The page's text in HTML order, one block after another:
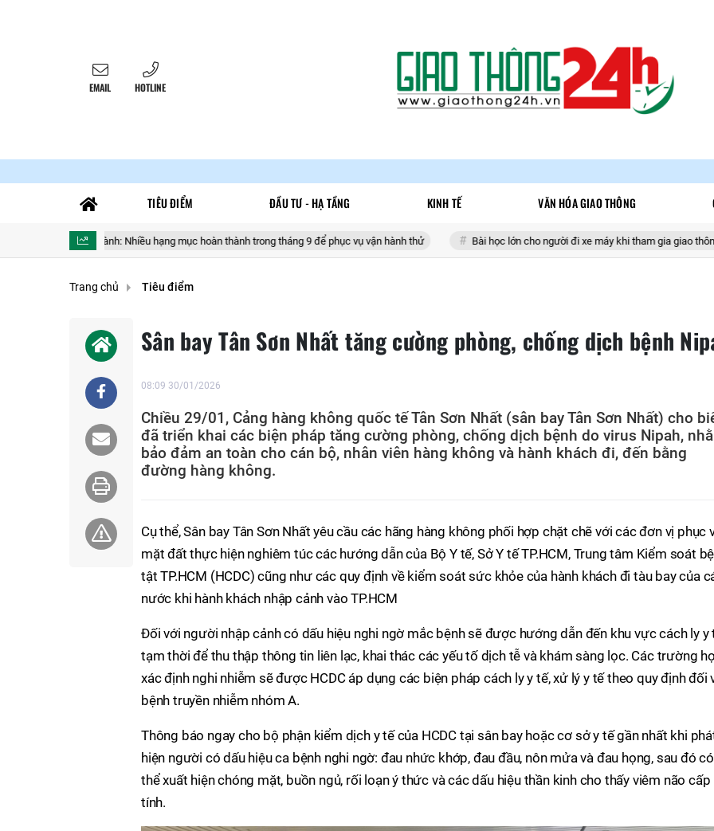
EMAIL HOTLINE
TIÊU ĐIỂM ĐẦU TƯ - HẠ TẦNG KINH TẾ VĂN HÓA GIAO THÔNG
Long Thành: Nhiều hạng mục hoàn thành trong tháng 9 để phục vụ vận hành thử Bài học lớn cho người đi xe máy khi tham gia giao thông
Trang chủ Tiêu điểm
Sân bay Tân Sơn Nhất tăng cường phòng, chống dịch bệnh
08:09 30/01/2026
Chiều 29/01, Cảng hàng không quốc tế Tân Sơn Nhất (sân bay Tân Sơn Nhất) cho
đã triển khai các biện pháp tăng cường phòng, chống dịch bệnh do virus Nipah,
bảo đảm an toàn cho cán bộ, nhân viên hàng không và hành khách đi, đến bằng
đường hàng không.
Cụ thể, Sân bay Tân Sơn Nhất yêu cầu các hãng hàng không phối hợp chặt chẽ với các đơn vị phục
mặt đất thực hiện nghiêm túc các hướng dẫn của Bộ Y tế, Sở Y tế TP.HCM, Trung tâm Kiểm soát
tật TP.HCM (HCDC) cũng như các quy định về kiểm soát sức khỏe của hành khách đi tàu bay của
nước khi hành khách nhập cảnh vào TP.HCM
Đối với người nhập cảnh có dấu hiệu nghi ngờ mắc bệnh sẽ được hướng dẫn đến khu vực cách ly y
tạm thời để thu thập thông tin liên lạc, khai thác các yếu tố dịch tễ và khám sàng lọc. Các trường
xác định nghi nhiễm sẽ được HCDC áp dụng các biện pháp cách ly y tế, xử lý y tế theo quy định đối
bệnh truyền nhiễm nhóm A.
Thông báo ngay cho bộ phận kiểm dịch y tế của HCDC tại sân bay hoặc cơ sở y tế gần nhất khi
hiện người có dấu hiệu ca bệnh nghi ngờ: đau nhức khớp, đau đầu, nôn mửa và đau họng, sau đó có
thể xuất hiện chóng mặt, buồn ngủ, rối loạn ý thức và các dấu hiệu thần kinh cho thấy viêm não cấp
tính.